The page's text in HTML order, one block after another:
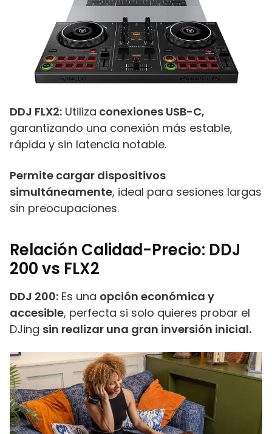
DDJ FLX2: Utiliza conexiones USB-C,
garantizando una conexión más estable,
rápida y sin latencia notable.
Permite cargar dispositivos
simultáneamente, ideal para sesiones largas
sin preocupaciones.
Relación Calidad-Precio: DDJ
200 vs FLX2
DDJ 200: Es una opción económica y
accesible, perfecta si solo quieres probar el
DJing sin realizar una gran inversión inicial.